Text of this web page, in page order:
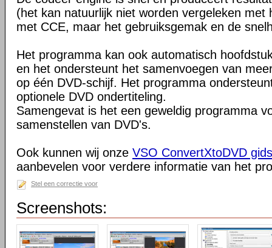
(het kan natuurlijk niet worden vergeleken met
met CCE, maar het gebruiksgemak en de
Het programma kan ook automatisch
en het ondersteunt het samenvoegen van
op één DVD-schijf. Het programma
optionele DVD ondertiteling.
Samengevat is het een geweldig programma
samenstellen van DVD's.
Ook kunnen wij onze VSO ConvertXtoDVD
aanbevelen voor verdere informatie van het
Stel een correctie voor
Screenshots: